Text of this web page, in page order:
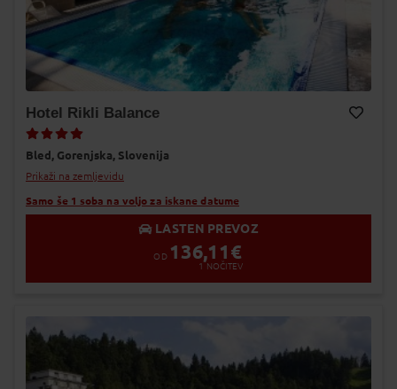
Hotel Rikli Balance
Bled, Gorenjska, Slovenija
Prikaži na zemljevidu
Samo še 1 soba na voljo za iskane datume
LASTEN PREVOZ
OD 136,11 €
1 NOČITEV